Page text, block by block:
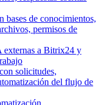
bases de conocimientos,
permisos de
externas a Bitrix24 y
solicitudes,
del flujo de